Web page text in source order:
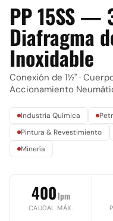
PP 15SS —
Diafragma
Inoxidable
Conexión de 1½" ·
Accionamiento
Industria Química
Pintura & Revestimiento
Minería
400lpm
CAUDAL MÁX.